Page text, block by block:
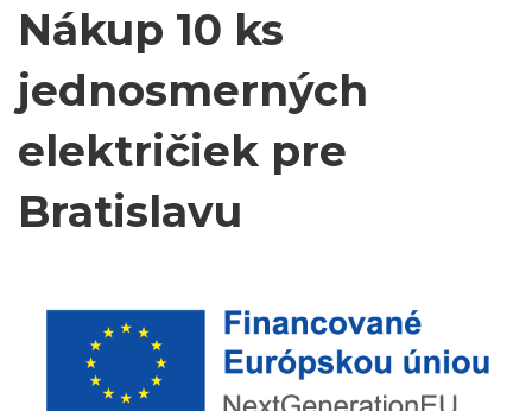
Nákup 10 ks
jednosmerných
električiek pre
Bratislavu